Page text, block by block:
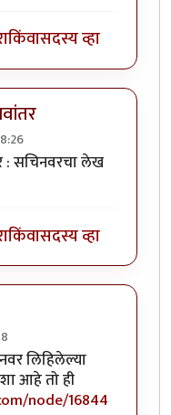
किंवासदस्य व्हा
सचिनवरचा लेख
किंवासदस्य व्हा
( अवांतर
लिहिलेल्या
आहे तो ही
node/16844